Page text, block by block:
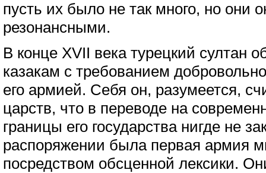
пусть их было не так много, но они
резонансными.
В конце XVII века турецкий султан
казакам с требованием
его армией. Себя он, разумеется,
царств, что в переводе на
границы его государства нигде не
распоряжении была первая армия
посредством обсценной лексики.